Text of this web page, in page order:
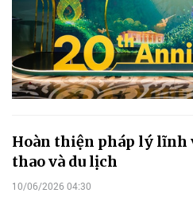
Hoàn thiện pháp lý lĩnh
thao và du lịch
10/06/2026 04:30